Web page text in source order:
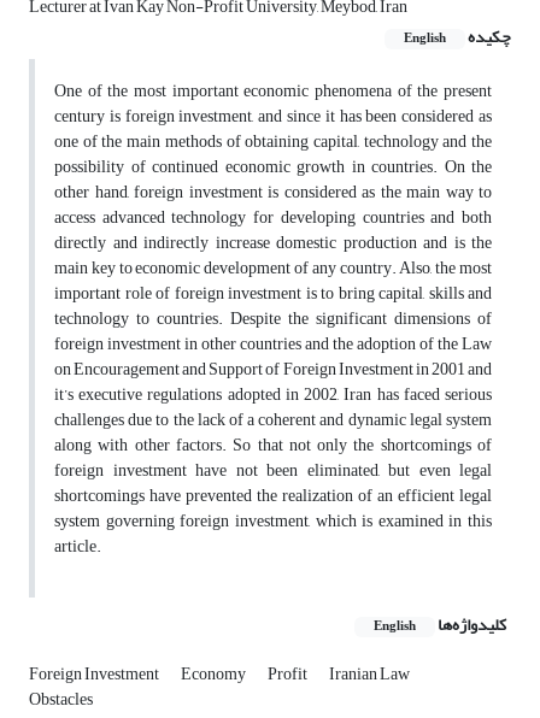
Lecturer at Ivan Kay Non-Profit University, Meybod, Iran
چکیده
English
One of the most important economic phenomena of the present
century is foreign investment, and since it has been considered as
one of the main methods of obtaining capital, technology and the
possibility of continued economic growth in countries. On the
other hand, foreign investment is considered as the main way to
access advanced technology for developing countries and both
directly and indirectly increase domestic production and is the
main key to economic development of any country. Also, the most
important role of foreign investment is to bring capital, skills and
technology to countries. Despite the significant dimensions of
foreign investment in other countries and the adoption of the Law
on Encouragement and Support of Foreign Investment in 2001 and
it’s executive regulations adopted in 2002, Iran has faced serious
challenges due to the lack of a coherent and dynamic legal system
along with other factors. So that not only the shortcomings of
foreign investment have not been eliminated, but even legal
shortcomings have prevented the realization of an efficient legal
system governing foreign investment, which is examined in this
article.
کلیدواژه‌ها English
Foreign Investment Economy Profit Iranian Law
Obstacles